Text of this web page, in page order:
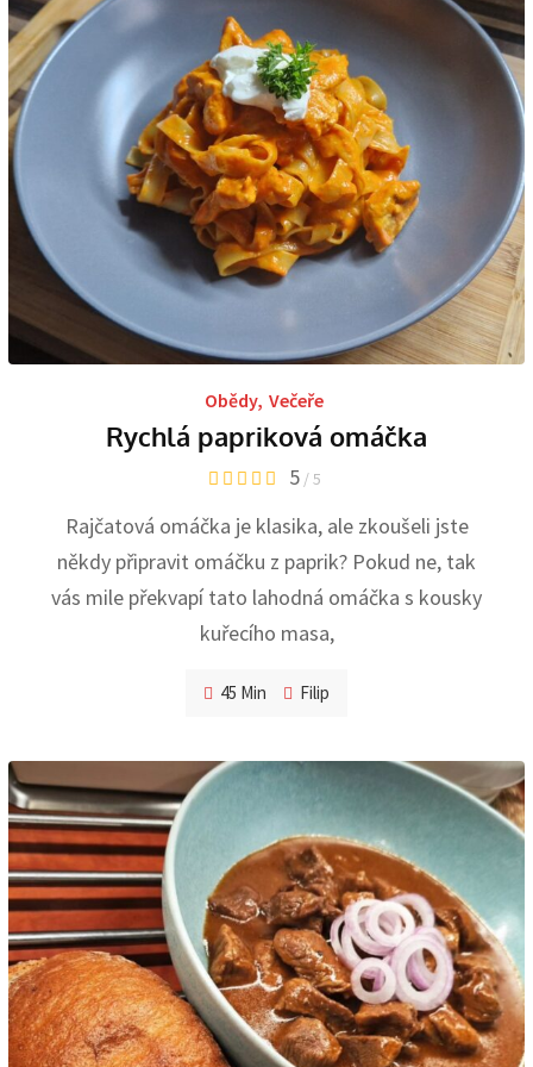
Obědy, Večeře
Rychlá papriková omáčka
5 / 5
Rajčatová omáčka je klasika, ale zkoušeli jste
někdy připravit omáčku z paprik? Pokud ne, tak
vás mile překvapí tato lahodná omáčka s kousky
kuřecího masa,
45 Min Filip